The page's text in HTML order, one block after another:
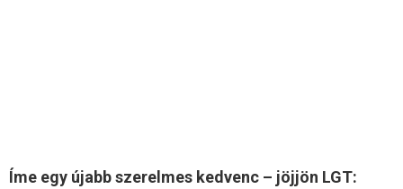
Íme egy újabb szerelmes kedvenc – jöjjön LGT: